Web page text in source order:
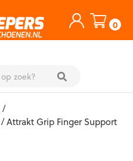
0
/
/ Attrakt Grip Finger Support